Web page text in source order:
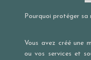
Pourquoi protéger sa
Vous avez créé une
ou vos services et